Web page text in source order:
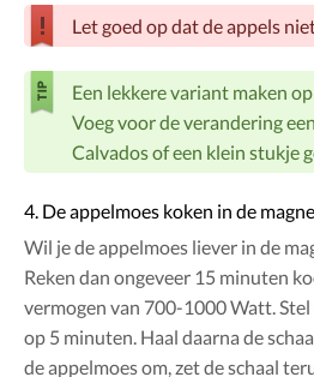
Let goed op dat de appels
Een lekkere variant maken
Voeg voor de verandering
Calvados of een klein stukje
4. De appelmoes koken in de
Wil je de appelmoes liever in de
Reken dan ongeveer 15 minuten
vermogen van 700-1000 Watt.
op 5 minuten. Haal daarna de
de appelmoes om, zet de schaal